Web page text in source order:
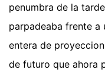
penumbra de la
parpadeaba frente a
entera de
de futuro que ahora